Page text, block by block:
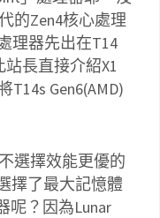
的Zen4核心處理
理器先出在T14
站長直接介紹X1
T14s Gen6(AMD)
選擇效能更優的
擇了最大記憶體
呢？因為Lunar